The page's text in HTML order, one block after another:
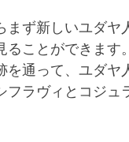
まず新しいユダヤ
ことができま
通って、ユダヤ
ラヴィとコジュ